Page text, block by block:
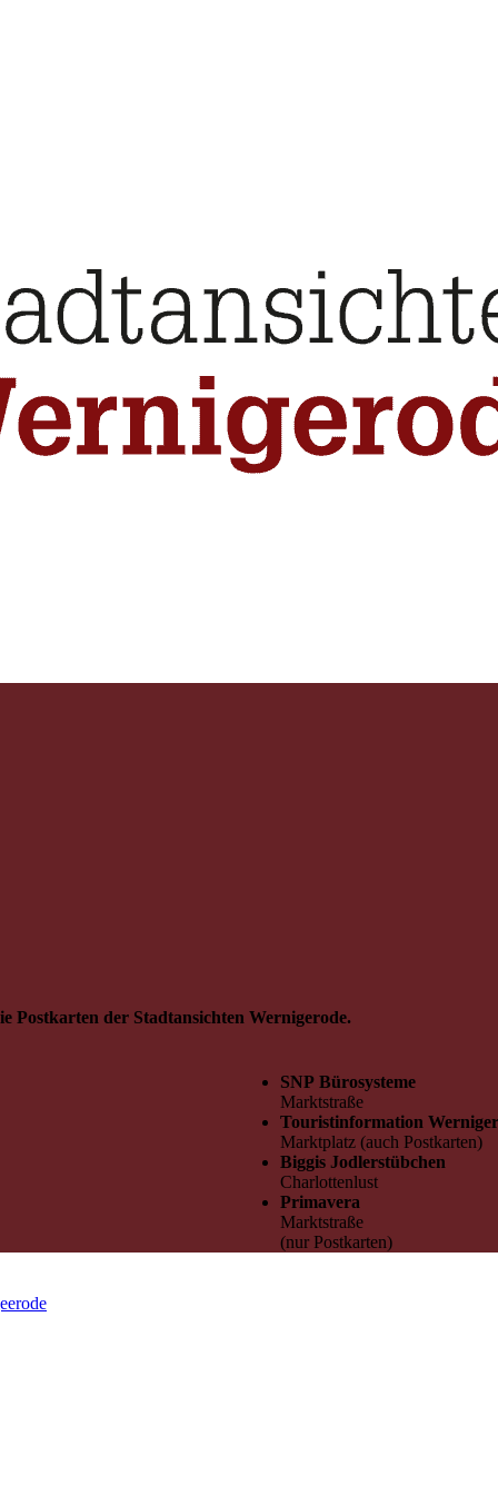
Postkarten der Stadtansichten Wernigerode.
SNP Bürosysteme
Marktstraße
Touristinformation
Marktplatz (auch Postkarten)
Biggis Jodlerstübchen
Charlottenlust
Primavera
Marktstraße
(nur Postkarten)